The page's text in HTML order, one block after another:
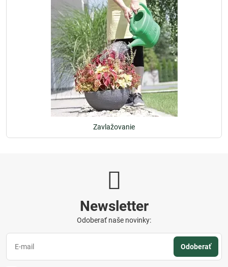
Zavlažovanie
Newsletter
Odoberať naše novinky:
Odoberať